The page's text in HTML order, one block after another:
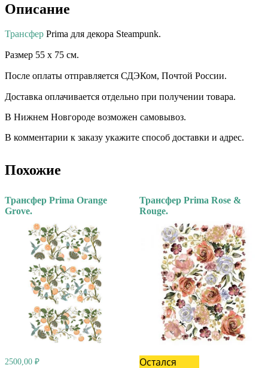
Описание
Трансфер Prima для декора Steampunk.
Размер 55 х 75 см. ⠀ ⠀
После оплаты отправляется СДЭКом, Почтой России. ⠀
Доставка оплачивается отдельно при получении товара. ⠀ ⠀
В Нижнем Новгороде возможен самовывоз.
В комментарии к заказу укажите способ доставки и адрес.
Похожие
Трансфер Prima Orange
Grove.
2500,00 ₽
Трансфер Prima Rose &
Rouge.
Остался